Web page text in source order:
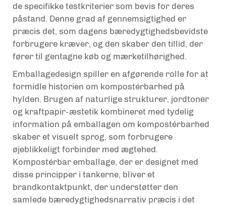
de specifikke testkriterier som bevis for deres
påstand. Denne grad af gennemsigtighed er
præcis det, som dagens bæredygtighedsbevidste
forbrugere kræver, og den skaber den tillid, der
fører til gentagne køb og mærketilhørighed.
Emballagedesign spiller en afgørende rolle for at
formidle historien om kompostérbarhed på
hylden. Brugen af naturlige strukturer, jordtoner
og kraftpapir-æstetik kombineret med tydelig
information på emballagen om kompostérbarhed
skaber et visuelt sprog, som forbrugere
øjeblikkeligt forbinder med ægtehed.
Kompostérbar emballage, der er designet med
disse principper i tankerne, bliver et
brandkontaktpunkt, der understøtter den
samlede bæredygtighedsnarrativ præcis i det